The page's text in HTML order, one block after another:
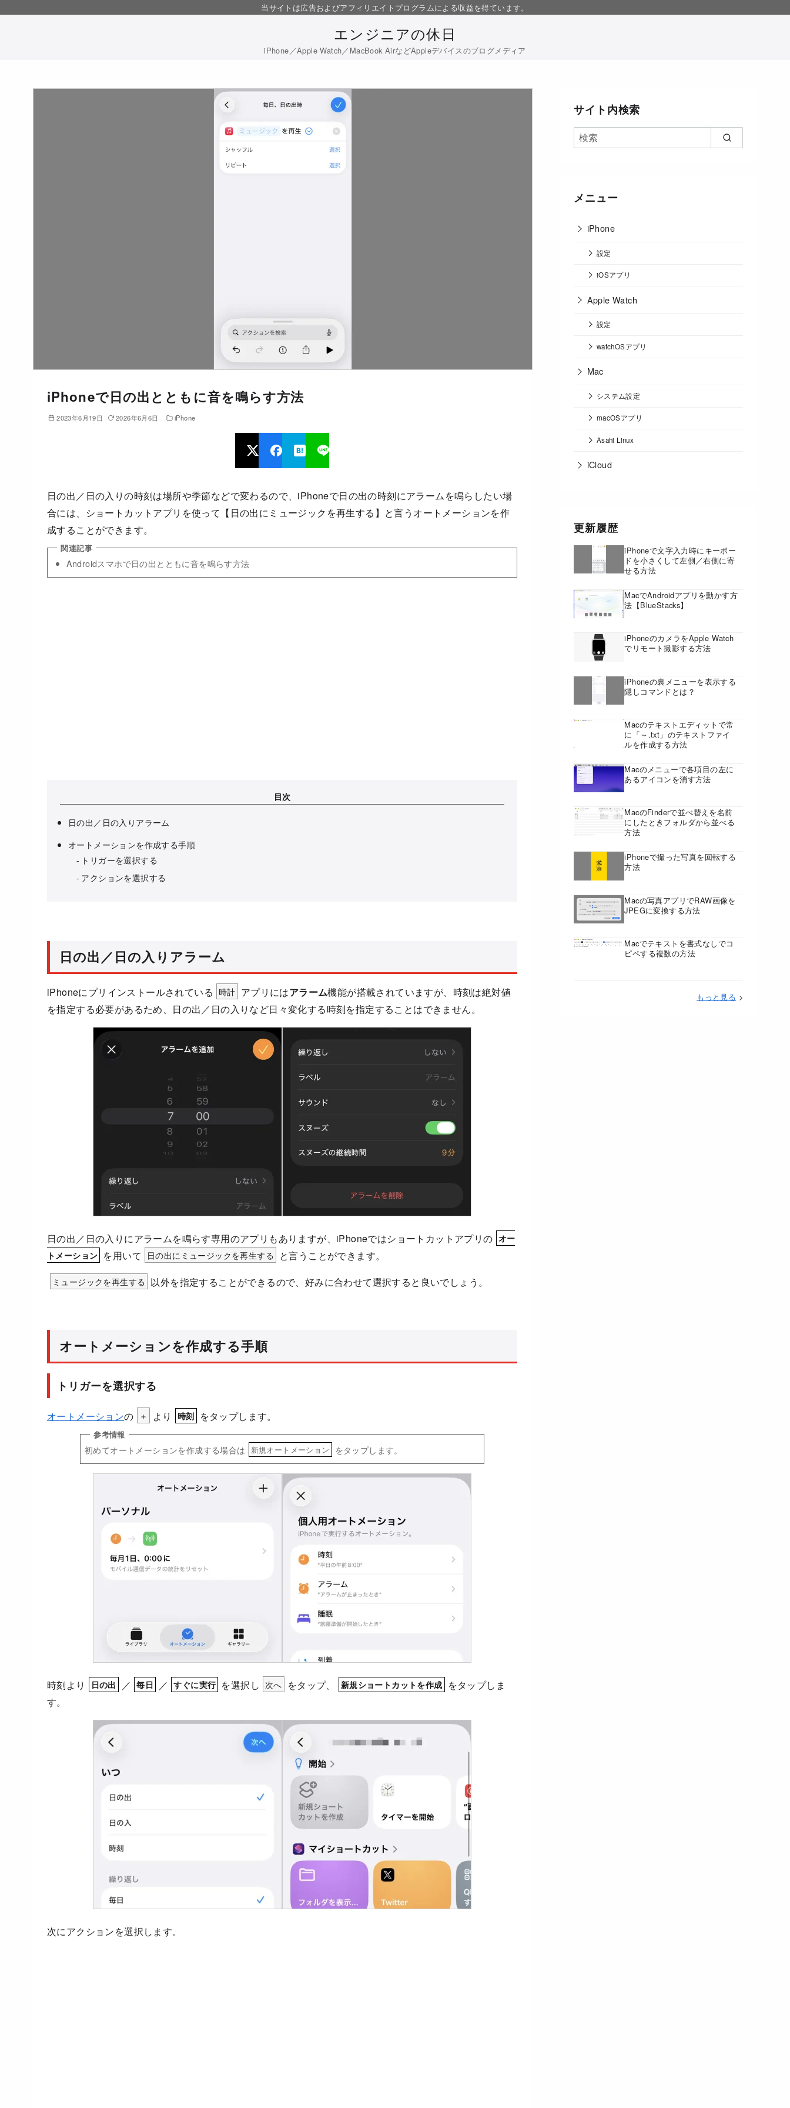
当サイトは広告およびアフィリエイトプログラムによる収益を得ています。
エンジニアの休日
iPhone／Apple Watch／MacBook AirなどAppleデバイスのブログメディア
iPhoneで日の出とともに音を鳴らす方法
2023年6月19日 2026年6月6日 iPhone
日の出／日の入りの時刻は場所や季節などで変わるので、iPhoneで日の出の時刻にアラームを鳴らしたい場
合には、ショートカットアプリを使って【日の出にミュージックを再生する】と言うオートメーションを作
成することができます。
Androidスマホで日の出とともに音を鳴らす方法
目次
日の出／日の入りアラーム
オートメーションを作成する手順
トリガーを選択する
アクションを選択する
日の出／日の入りアラーム
iPhoneにプリインストールされている 時計 アプリにはアラーム機能が搭載されていますが、時刻は絶対値
を指定する必要があるため、日の出／日の入りなど日々変化する時刻を指定することはできません。
日の出／日の入りにアラームを鳴らす専用のアプリもありますが、iPhoneではショートカットアプリの オー
トメーション を用いて 日の出にミュージックを再生する と言うことができます。
ミュージックを再生する 以外を指定することができるので、好みに合わせて選択すると良いでしょう。
オートメーションを作成する手順
トリガーを選択する
オートメーションの ＋ より 時刻 をタップします。
初めてオートメーションを作成する場合は 新規オートメーション をタップします。
時刻より 日の出 ／ 毎日 ／ すぐに実行 を選択し 次へ をタップ、 新規ショートカットを作成 をタップしま
す。
次にアクションを選択します。
サイト内検索
メニュー
iPhone
設定
iOSアプリ
Apple Watch
設定
watchOSアプリ
Mac
システム設定
macOSアプリ
Asahi Linux
iCloud
更新履歴
iPhoneで文字入力時にキーボー
ドを小さくして左側／右側に寄
せる方法
MacでAndroidアプリを動かす方
法【BlueStacks】
iPhoneのカメラをApple Watch
でリモート撮影する方法
iPhoneの裏メニューを表示する
隠しコマンドとは？
Macのテキストエディットで常
に「～.txt」のテキストファイ
ルを作成する方法
Macのメニューで各項目の左に
あるアイコンを消す方法
MacのFinderで並べ替えを名前
にしたときフォルダから並べる
方法
iPhoneで撮った写真を回転する
方法
Macの写真アプリでRAW画像を
JPEGに変換する方法
Macでテキストを書式なしでコ
ピペする複数の方法
もっと見る >